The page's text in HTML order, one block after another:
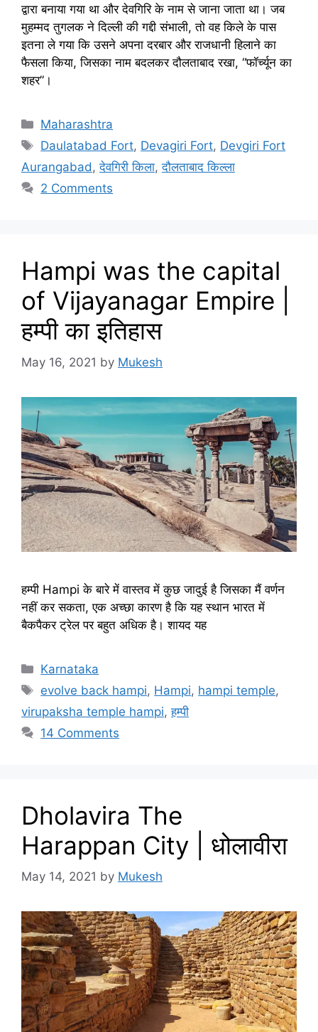
द्वारा बनाया गया था और देवगिरि के नाम से जाना जाता था। जब
मुहम्मद तुगलक ने दिल्ली की गद्दी संभाली, तो वह किले के पास
इतना ले गया कि उसने अपना दरबार और राजधानी हिलाने का
फैसला किया, जिसका नाम बदलकर दौलताबाद रखा, “फॉर्च्यून का
शहर”।
Categories
Maharashtra
Tags
Daulatabad Fort, Devagiri Fort, Devgiri Fort
Aurangabad,देवगिरी किला,दौलताबाद किल्ला
2 Comments
Hampi was the capital
of Vijayanagar Empire |
हम्पी का इतिहास
May 16, 2021 by Mukesh
हम्पी Hampi के बारे में वास्तव में कुछ जादुई है जिसका मैं वर्णन
नहीं कर सकता, एक अच्छा कारण है कि यह स्थान भारत में
बैकपैकर ट्रेल पर बहुत अधिक है। शायद यह
Categories
Karnataka
Tags
evolve back hampi, Hampi, hampi temple,
virupaksha temple hampi,हम्पी
14 Comments
Dholavira The
Harappan City | धोलावीरा
May 14, 2021 by Mukesh